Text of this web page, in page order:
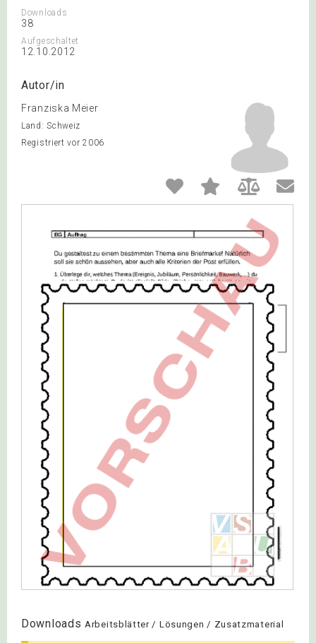
Downloads
38
Aufgeschaltet
12.10.2012
Autor/in
Franziska Meier
Land: Schweiz
Registriert vor 2006
Downloads Arbeitsblätter / Lösungen / Zusatzmaterial